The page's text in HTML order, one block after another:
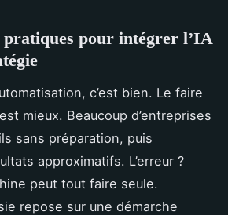
pratiques pour intégrer l’IA
c’est bien. Le faire
mieux. Beaucoup d’entreprises
sans préparation, puis
approximatifs. L’erreur ?
peut tout faire seule.
repose sur une démarche